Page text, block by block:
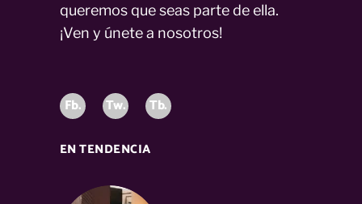
queremos que seas parte de ella.
¡Ven y únete a nosotros!
Fb. Tw. Tb.
EN TENDENCIA